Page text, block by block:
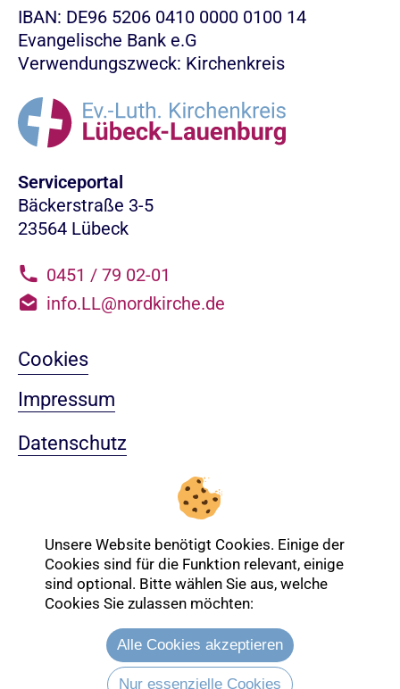
IBAN: DE96 5206 0410 0000 0100 14
Evangelische Bank e.G
Verwendungszweck: Kirchenkreis
Serviceportal
Bäckerstraße 3-5
23564 Lübeck
0451 / 79 02-01
info.LL@nordkirche.de
Cookies
Impressum
Datenschutz
Nach oben
Login-Bereich
Unsere Website benötigt Cookies. Einige der
Cookies sind für die Funktion relevant, einige
sind optional. Bitte wählen Sie aus, welche
Cookies Sie zulassen möchten:
Alle Cookies akzeptieren
Nur essenzielle Cookies